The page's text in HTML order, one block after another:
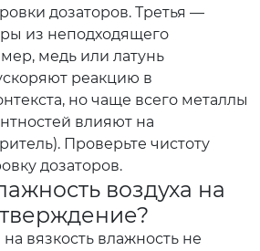
дозаторов. Третья —
из неподходящего
медь или латунь
реакцию в
но чаще всего металлы
влияют на
Проверьте чистоту
дозаторов.
воздуха на
вязкость влажность не